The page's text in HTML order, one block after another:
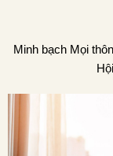
Minh bạch Mọi